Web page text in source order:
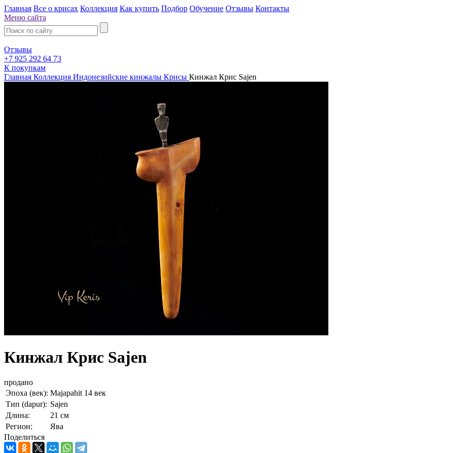
Главная Все о крисах Коллекция Как купить Подбор Обучение Отзывы Контакты
Меню сайта
Отзывы
+7 925 292 64 73
К покупкам
Главная Коллекция Индонезийские кинжалы Крисы Кинжал Крис Sajen
Кинжал Крис Sajen
продано
Эпоха (век): Majapahit 14 век
Тип (dapur): Sajen
Длина:
21 cм
Регион:
Ява
Поделиться